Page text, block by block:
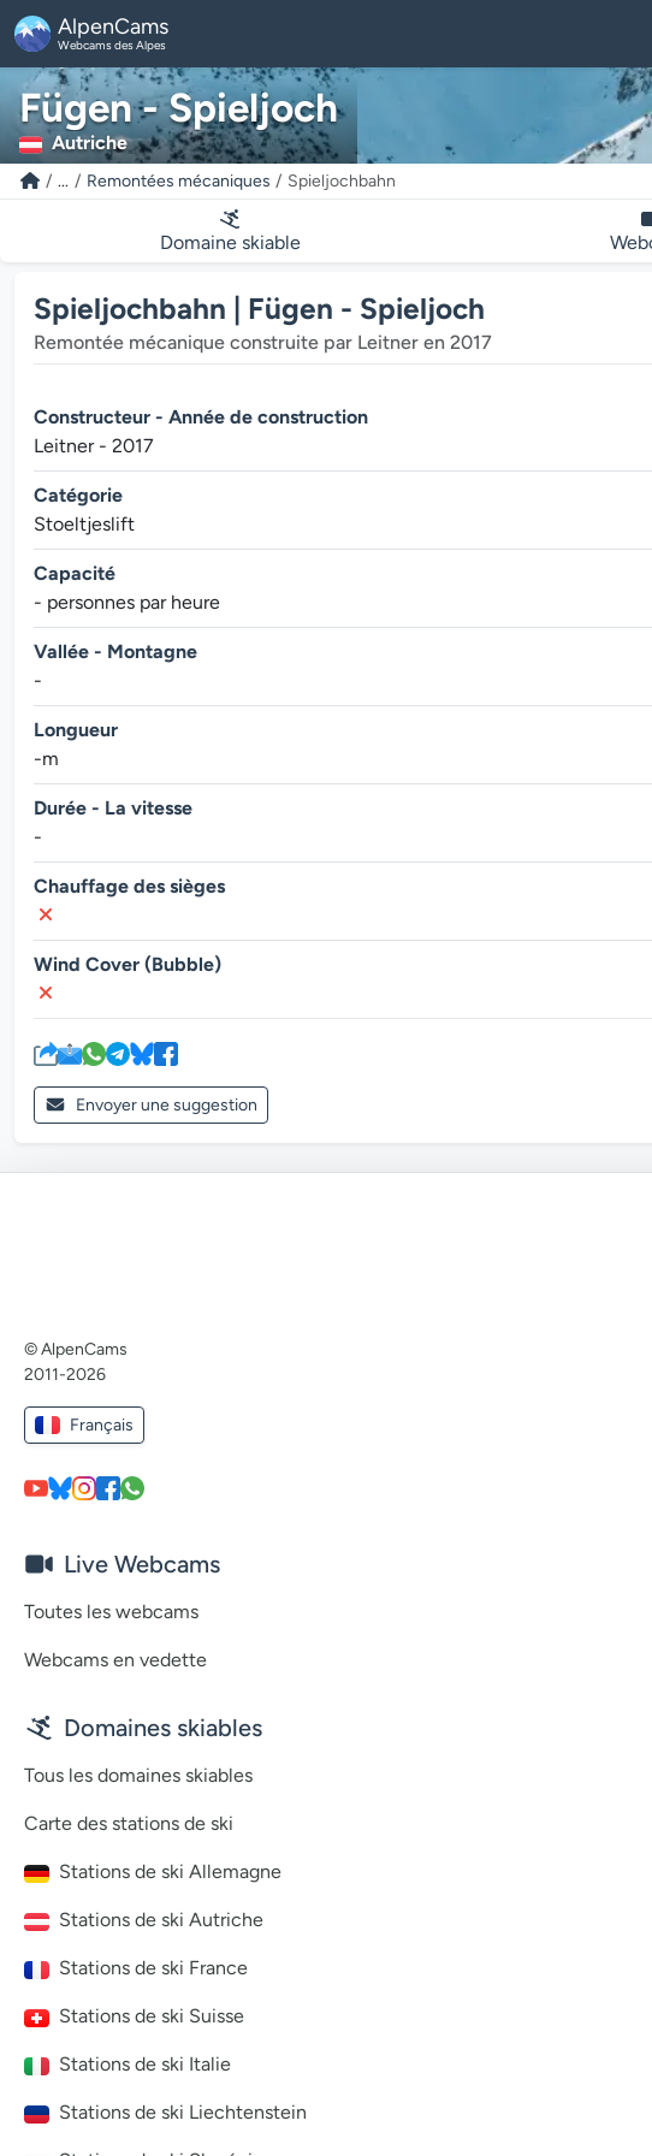
AlpenCams
Webcams des Alpes
Fügen - Spieljoch
Autriche
... Remontées mécaniques Spieljochbahn
Domaine skiable
Spieljochbahn | Fügen - Spieljoch
Remontée mécanique construite par Leitner en 2017
Constructeur - Année de construction
Leitner - 2017
Catégorie
Stoeltjeslift
Capacité
- personnes par heure
Vallée - Montagne
-
Longueur
-m
Durée - La vitesse
-
Chauffage des sièges
Wind Cover (Bubble)
Envoyer une suggestion
© AlpenCams
2011-2026
Français
Live Webcams
Toutes les webcams
Webcams en vedette
Domaines skiables
Tous les domaines skiables
Carte des stations de ski
Stations de ski Allemagne
Stations de ski Autriche
Stations de ski France
Stations de ski Suisse
Stations de ski Italie
Stations de ski Liechtenstein